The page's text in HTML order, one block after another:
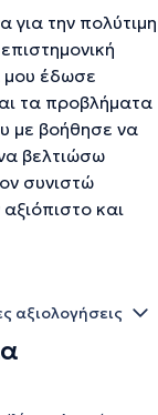
την πολύτιμη
μου έδωσε
τα προβλήματα
με βοήθησε να
βελτιώσω
συνιστώ
και
αξιολογήσεις